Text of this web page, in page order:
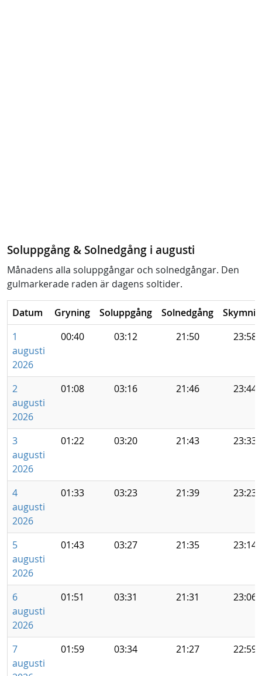
Soluppgång & Solnedgång i augusti
Månadens alla soluppgångar och solnedgångar. Den
gulmarkerade raden är dagens soltider.
Datum Gryning Soluppgång Solnedgång
1
augusti
2026
00:40 03:12 21:50 23:58
2
augusti
2026
01:08 03:16 21:46 23:44
3
augusti
2026
01:22 03:20 21:43 23:33
4
augusti
2026
01:33 03:23 21:39 23:23
5
augusti
2026
01:43 03:27 21:35 23:14
6
augusti
2026
01:51 03:31 21:31 23:06
7
augusti
01:59 03:34 21:27 22:59